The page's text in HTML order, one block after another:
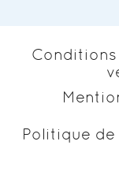
Politique